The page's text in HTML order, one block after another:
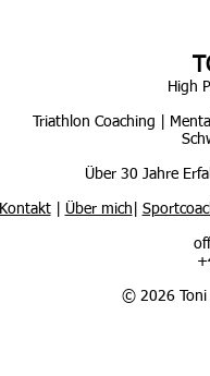
High
Triathlon Coaching |
Über 30 Jahre
Kontakt Über mich
© 2026 Toni